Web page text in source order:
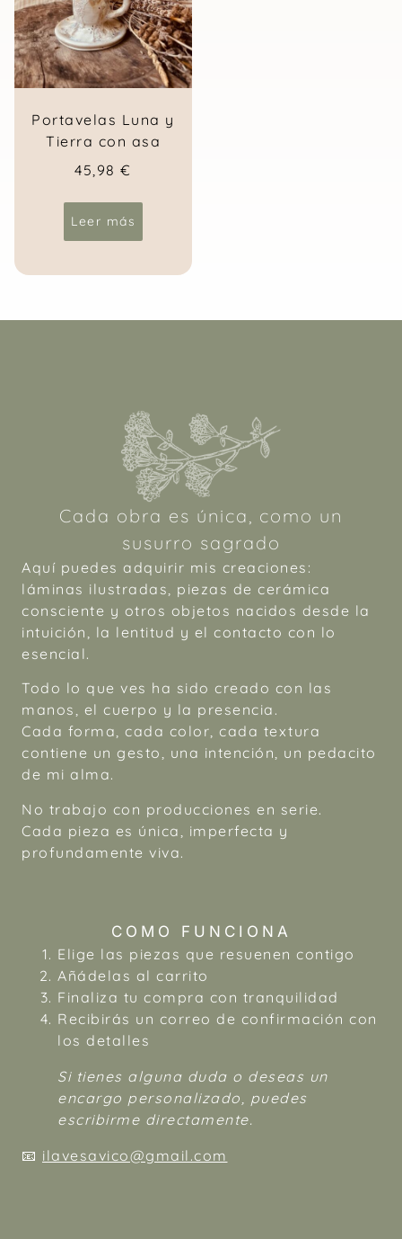
Portavelas Luna y
Tierra con asa
45,98€
Leer más
Cada obra es única, como un
susurro sagrado
Aquí puedes adquirir mis creaciones:
láminas ilustradas, piezas de cerámica
consciente y otros objetos nacidos desde la
intuición, la lentitud y el contacto con lo
esencial.
Todo lo que ves ha sido creado con las
manos, el cuerpo y la presencia.
Cada forma, cada color, cada textura
contiene un gesto, una intención, un pedacito
de mi alma.
No trabajo con producciones en serie.
Cada pieza es única, imperfecta y
profundamente viva.
COMO FUNCIONA
Elige las piezas que resuenen contigo
Añádelas al carrito
Finaliza tu compra con tranquilidad
Recibirás un correo de confirmación con
los detalles
Si tienes alguna duda o deseas un
encargo personalizado, puedes
escribirme directamente.
📧 ilavesavico@gmail.com